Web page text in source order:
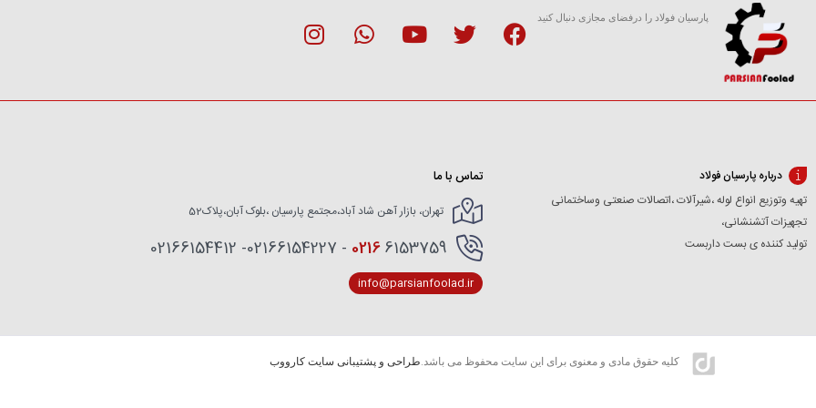
پارسیان فولاد را درفضای مجازی دنبال کنید
درباره پارسیان فولاد
تهیه وتوزیع انواع لوله ،شیرآلات ،اتصالات صنعتی وساختمانی
تجهیزات آتشنشانی،
تولید کننده ی بست داربست
تماس با ما
تهران، بازار آهن شاد آباد،مجتمع پارسیان ،بلوک آبان،پلاک52
02166153759 - 02166154227- 02166154412
info@parsianfoolad.ir
کلیه حقوق مادی و معنوی برای این سایت محفوظ می باشد.طراحی و پشتیبانی سایت کارووب